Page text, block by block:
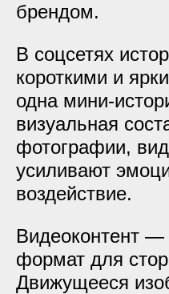
брендом.
В соцсетях
короткими и
одна мини-
визуальная
фотографии,
усиливают
воздействие.
Видеоконтент
формат для
Движущееся